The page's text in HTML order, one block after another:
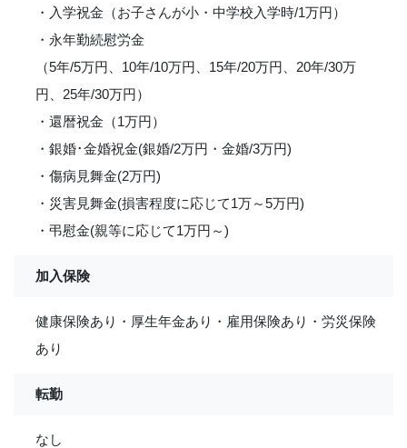
・入学祝金（お子さんが小・中学校入学時/1万円）
・永年勤続慰労金
（5年/5万円、10年/10万円、15年/20万円、20年/30万
円、25年/30万円）
・還暦祝金（1万円）
・銀婚･金婚祝金(銀婚/2万円・金婚/3万円)
・傷病見舞金(2万円)
・災害見舞金(損害程度に応じて1万～5万円)
・弔慰金(親等に応じて1万円～)
加入保険
健康保険あり・厚生年金あり・雇用保険あり・労災保険
あり
転勤
なし